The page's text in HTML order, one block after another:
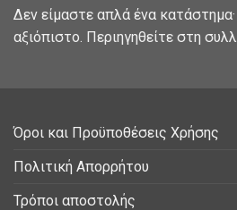
Δεν είμαστε απλά ένα
αξιόπιστο. Περιηγηθείτε στη
Όροι και Προϋποθέσεις Χρήσης
Πολιτική Απορρήτου
Τρόποι αποστολής